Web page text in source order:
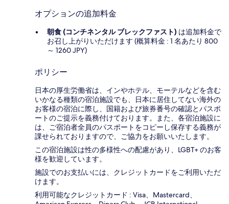
オプションの追加料金
朝食 (コンチネンタル ブレックファスト) は追加料金で
お召し上がりいただけます (概算料金 : 1 名あたり 800
～ 1260 JPY)
ポリシー
日本の厚生労働省は、インやホテル、モーテルなどを含む
いかなる種類の宿泊施設でも、日本に​居住してない海外の
お客様の宿泊に際し、国籍および旅券番号の確認とパスポ
ートのご提示を義務付け​ております。また、各宿泊施設に
は、ご宿泊者全員のパスポートをコピーし保存する義務が
課せられておりますの​で、ご協力をお願いいたします。
この宿泊施設は性の多様性への配慮があり、LGBT+ のお客
様を歓迎しています。
施設でのお支払いには、クレジットカードをご利用いただ
けます。
利用可能なクレジットカード : Visa、Mastercard、